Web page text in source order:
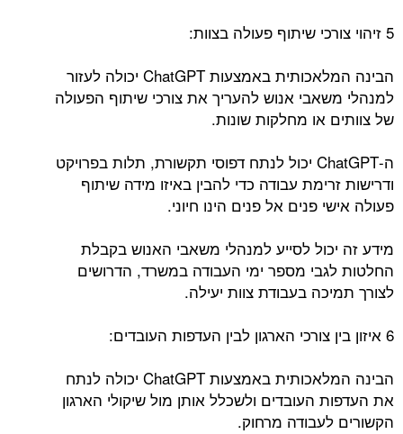
5 זיהוי צורכי שיתוף פעולה בצוות:
הבינה המלאכותית באמצעות ChatGPT יכולה לעזור
למנהלי משאבי אנוש להעריך את צורכי שיתוף הפעולה
של צוותים או מחלקות שונות.
ה-ChatGPT יכול לנתח דפוסי תקשורת, תלות בפרויקט
ודרישות זרימת עבודה כדי להבין באיזו מידה שיתוף
פעולה אישי פנים אל פנים הינו חיוני.
מידע זה יכול לסייע למנהלי משאבי האנוש בקבלת
החלטות לגבי מספר ימי העבודה במשרד, הדרושים
לצורך תמיכה בעבודת צוות יעילה.
6 איזון בין צורכי הארגון לבין העדפות העובדים:
הבינה המלאכותית באמצעות ChatGPT יכולה לנתח
את העדפות העובדים ולשכלל אותן מול שיקולי הארגון
הקשורים לעבודה מרחוק.